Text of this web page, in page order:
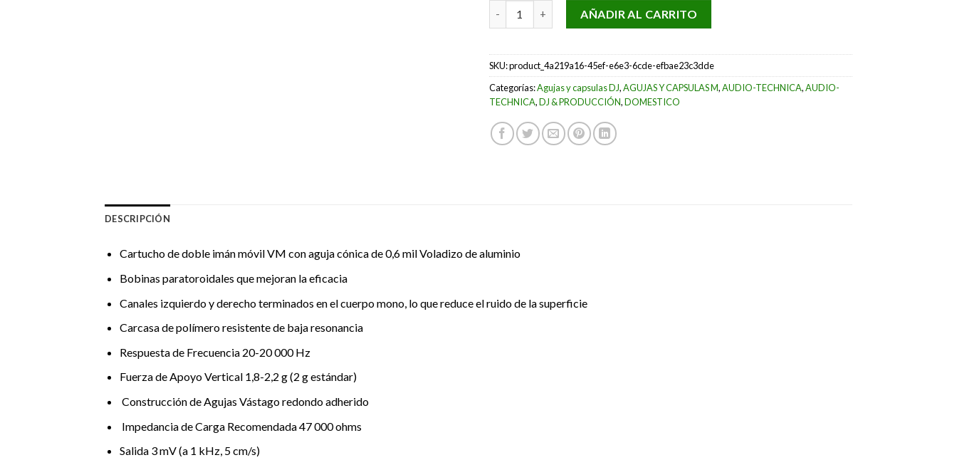
AUDIO-TECHNICA VM610MONO cantidad
AÑADIR AL CARRITO
SKU:product_4a219a16-45ef-e6e3-6cde-efbae23c3dde
Categorías:Agujas y capsulas DJ,AGUJAS Y CAPSULAS M,AUDIO-TECHNICA,AUDIO-
TECHNICA,DJ & PRODUCCIÓN,DOMESTICO
DESCRIPCIÓN
Cartucho de doble imán móvil VM con aguja cónica de 0,6 mil Voladizo de aluminio
Bobinas paratoroidales que mejoran la eficacia
Canales izquierdo y derecho terminados en el cuerpo mono, lo que reduce el ruido de la superficie
Carcasa de polímero resistente de baja resonancia
Respuesta de Frecuencia 20-20 000 Hz
Fuerza de Apoyo Vertical 1,8-2,2 g (2 g estándar)
Construcción de Agujas Vástago redondo adherido
Impedancia de Carga Recomendada 47 000 ohms
Salida 3 mV (a 1 kHz, 5 cm/s)